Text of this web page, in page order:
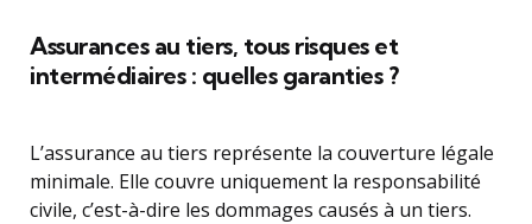
Assurances au tiers, tous risques et
intermédiaires : quelles garanties ?
L’assurance au tiers représente la couverture légale
minimale. Elle couvre uniquement la responsabilité
civile, c’est-à-dire les dommages causés à un tiers.